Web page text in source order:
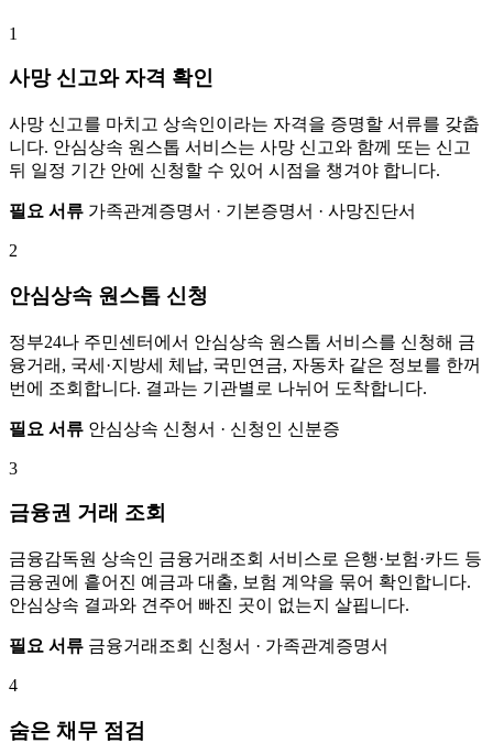
1
사망 신고와 자격 확인
사망 신고를 마치고 상속인이라는 자격을 증명할 서류를 갖춥
니다. 안심상속 원스톱 서비스는 사망 신고와 함께 또는 신고
뒤 일정 기간 안에 신청할 수 있어 시점을 챙겨야 합니다.
필요 서류 가족관계증명서 · 기본증명서 · 사망진단서
2
안심상속 원스톱 신청
정부24나 주민센터에서 안심상속 원스톱 서비스를 신청해 금
융거래, 국세·지방세 체납, 국민연금, 자동차 같은 정보를 한꺼
번에 조회합니다. 결과는 기관별로 나뉘어 도착합니다.
필요 서류 안심상속 신청서 · 신청인 신분증
3
금융권 거래 조회
금융감독원 상속인 금융거래조회 서비스로 은행·보험·카드 등
금융권에 흩어진 예금과 대출, 보험 계약을 묶어 확인합니다.
안심상속 결과와 견주어 빠진 곳이 없는지 살핍니다.
필요 서류 금융거래조회 신청서 · 가족관계증명서
4
숨은 채무 점검